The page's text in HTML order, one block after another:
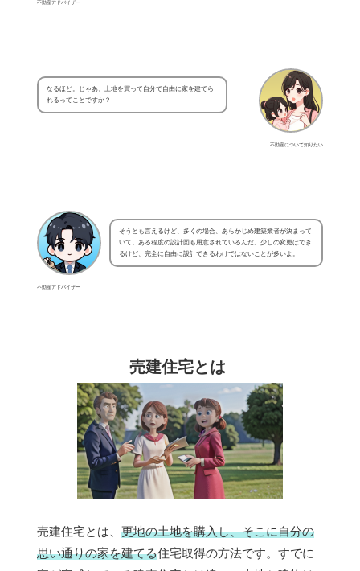
不動産アドバイザー
不動産について知りたい
なるほど。じゃあ、土地を買って自分で自由に家を建てら
れるってことですか？
不動産アドバイザー
そうとも言えるけど、多くの場合、あらかじめ建築業者が決まって
いて、ある程度の設計図も用意されているんだ。少しの変更はでき
るけど、完全に自由に設計できるわけではないことが多いよ。
売建住宅とは
売建住宅とは、 更地の土地を購入し、そこに自分の
思い通りの家を建てる住宅取得の方法です。すでに